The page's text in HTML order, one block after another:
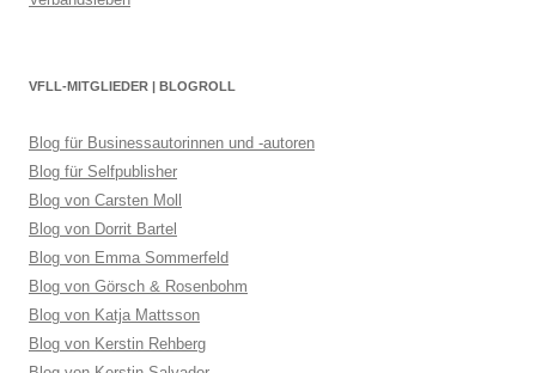
VFLL-MITGLIEDER | BLOGROLL
Blog für Businessautorinnen und -autoren
Blog für Selfpublisher
Blog von Carsten Moll
Blog von Dorrit Bartel
Blog von Emma Sommerfeld
Blog von Görsch & Rosenbohm
Blog von Katja Mattsson
Blog von Kerstin Rehberg